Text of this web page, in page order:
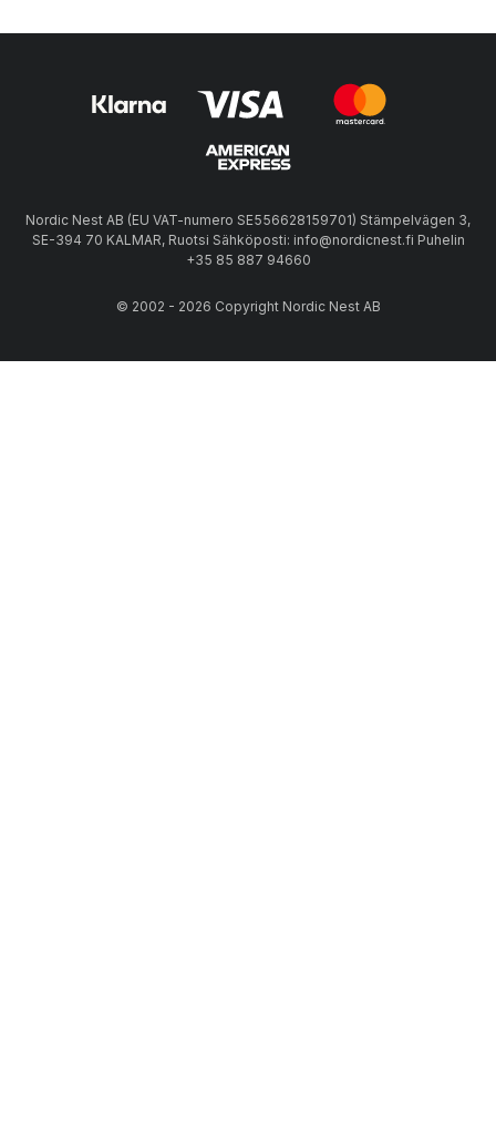
Nordic Nest AB (EU VAT-numero SE556628159701) Stämpelvägen 3,
SE-394 70 KALMAR, Ruotsi Sähköposti: info@nordicnest.fi Puhelin
+35 85 887 94660
© 2002 - 2026 Copyright Nordic Nest AB